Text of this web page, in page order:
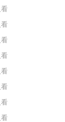
看
看
看
看
看
看
看
看